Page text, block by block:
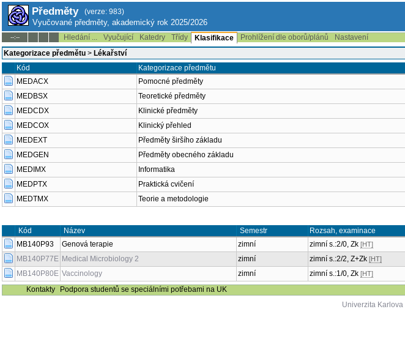
Předměty (verze: 983)
Vyučované předměty, akademický rok 2025/2026
--:-- Hledání ... Vyučující Katedry Třídy Klasifikace Prohlížení dle oborů/plánů
Nastavení
Kategorizace předmětu > Lékařství
Kód
Kategorizace předmětu
MEDACX
Pomocné předměty
MEDBSX
Teoretické předměty
MEDCDX
Klinické předměty
MEDCOX
Klinický přehled
MEDEXT
Předměty širšího základu
MEDGEN
Předměty obecného základu
MEDIMX
Informatika
MEDPTX
Praktická cvičení
MEDTMX
Teorie a metodologie
Kód Název Semestr Rozsah, examinace
MB140P93
Genová terapie zimní zimní s.:2/0, Zk [HT]
MB140P77E Medical Microbiology 2 zimní zimní s.:2/2, Z+Zk [HT]
MB140P80E Vaccinology zimní zimní s.:1/0, Zk [HT]
Kontakty
Podpora studentů se speciálními potřebami na UK
Univerzita Karlova|